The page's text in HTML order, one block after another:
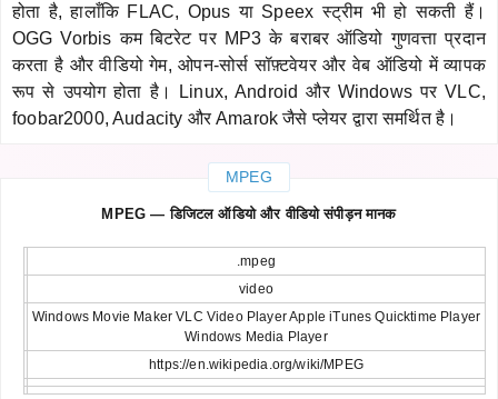
होता है, हालाँकि FLAC, Opus या Speex स्ट्रीम भी हो सकती हैं।
OGG Vorbis कम बिटरेट पर MP3 के बराबर ऑडियो गुणवत्ता प्रदान
करता है और वीडियो गेम, ओपन-सोर्स सॉफ़्टवेयर और वेब ऑडियो में व्यापक
रूप से उपयोग होता है। Linux, Android और Windows पर VLC,
foobar2000, Audacity और Amarok जैसे प्लेयर द्वारा समर्थित है।
MPEG
MPEG — डिजिटल ऑडियो और वीडियो संपीड़न मानक
.mpeg
video
Windows Movie Maker VLC Video Player Apple iTunes Quicktime Player
Windows Media Player
https://en.wikipedia.org/wiki/MPEG